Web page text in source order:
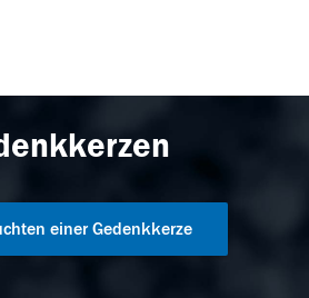
einer Gedenkkerze